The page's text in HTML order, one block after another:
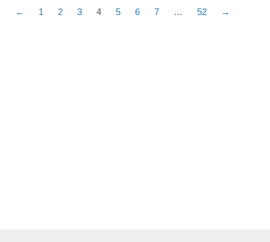
← 1 2 3 4 5 6 7 … 52 →